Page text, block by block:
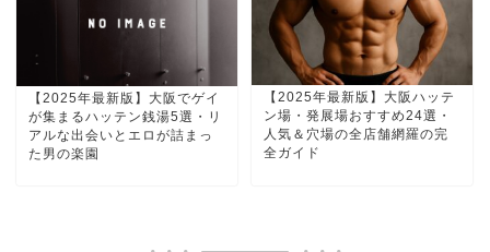
【2025年最新版】大阪でゲイ
が集まるハッテン銭湯5選・リ
アルな出会いとエロが詰まっ
た男の楽園
【2025年最新版】大阪ハッテ
ン場・発展場おすすめ24選・
人気＆穴場の全店舗網羅の完
全ガイド